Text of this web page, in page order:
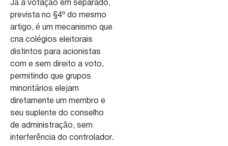
Já a votação em separado,
prevista no §4º do mesmo
artigo, é um mecanismo que
cria colégios eleitorais
distintos para acionistas
com e sem direito a voto,
permitindo que grupos
minoritários elejam
diretamente um membro e
seu suplente do conselho
de administração, sem
interferência do controlador.